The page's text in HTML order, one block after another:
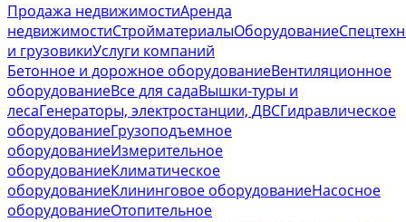
Продажа недвижимостиАренда
недвижимостиСтройматериалыОборудование
и грузовикиУслуги компаний
Бетонное и дорожное оборудованиеВентиляционное
оборудованиеВсе для садаВышки-туры и
лесаГенераторы, электростанции, ДВСГидравлическое
оборудованиеГрузоподъемное
оборудованиеИзмерительное
оборудованиеКлиматическое
оборудованиеКлининговое оборудованиеНасосное
оборудованиеОтопительное